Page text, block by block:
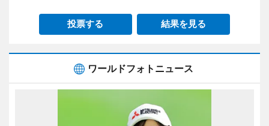
投票する 結果を見る
ワールドフォトニュース